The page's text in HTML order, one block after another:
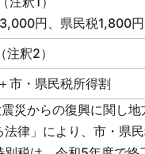
3,000円、県民税1,800円
釈2）
市・県民税所得割
災からの復興に関し
律」により、市・